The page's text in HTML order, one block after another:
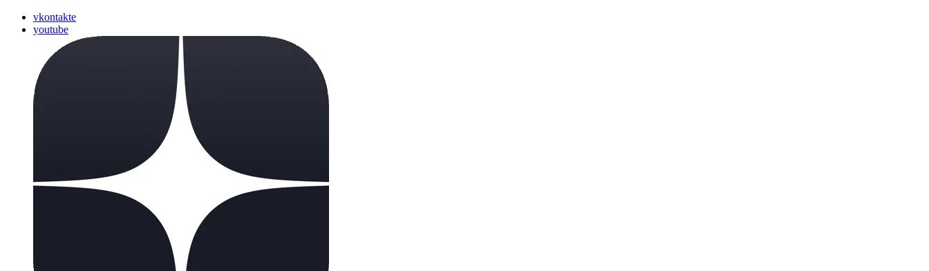
vkontakte
youtube